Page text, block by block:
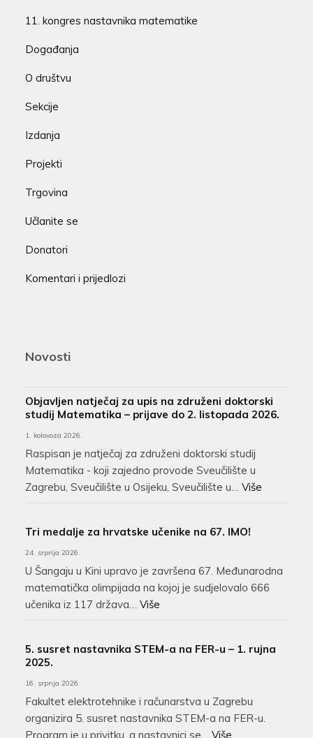
11. kongres nastavnika matematike
Događanja
O društvu
Sekcije
Izdanja
Projekti
Trgovina
Učlanite se
Donatori
Komentari i prijedlozi
Novosti
Objavljen natječaj za upis na združeni doktorski
studij Matematika – prijave do 2. listopada 2026.
1. kolovoza 2026.
Raspisan je natječaj za združeni doktorski studij
Matematika - koji zajedno provode Sveučilište u
Zagrebu, Sveučilište u Osijeku, Sveučilište u… Više
Tri medalje za hrvatske učenike na 67. IMO!
24. srpnja 2026.
U Šangaju u Kini upravo je završena 67. Međunarodna
matematička olimpijada na kojoj je sudjelovalo 666
učenika iz 117 država… Više
5. susret nastavnika STEM-a na FER-u – 1. rujna
2025.
16. srpnja 2026.
Fakultet elektrotehnike i računarstva u Zagrebu
organizira 5. susret nastavnika STEM-a na FER-u.
Program je u privitku, a nastavnici se… Više